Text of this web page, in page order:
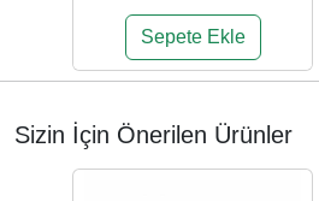
Sepete Ekle
Sizin İçin Önerilen Ürünler